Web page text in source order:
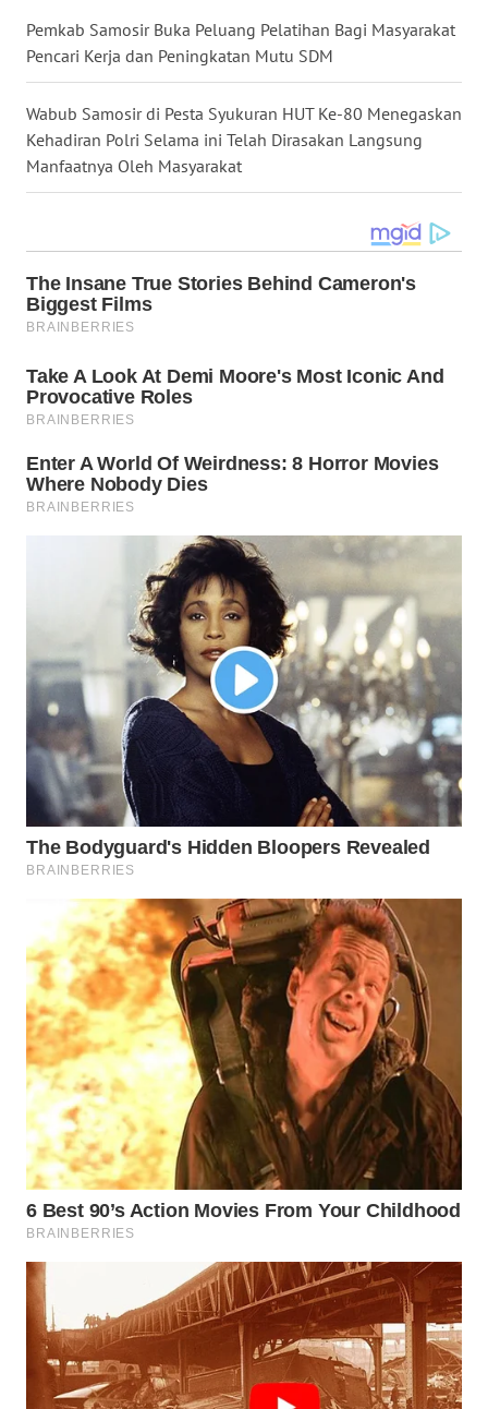
Pemkab Samosir Buka Peluang Pelatihan Bagi Masyarakat
Pencari Kerja dan Peningkatan Mutu SDM
Wabub Samosir di Pesta Syukuran HUT Ke-80 Menegaskan
Kehadiran Polri Selama ini Telah Dirasakan Langsung
Manfaatnya Oleh Masyarakat
SAMOSIR
WN
PADANG
CIANJUR
KEPULAUAN
SERIBU
TANGERANG
WN
INDRAMAYU
WN
KUNINGAN
WN
MAJALENGKA
WN
SUBANG
WN
SUKABUMI
WN
PURWAKARTA
WN
PRIANGAN
TIMUR
SEMARANG
WN
SOLO